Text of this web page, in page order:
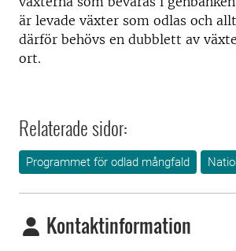
är levade växter som odlas och
därför behövs en dubblett av
ort.
Relaterade sidor:
Programmet för odlad mångfald
Kontaktinformation